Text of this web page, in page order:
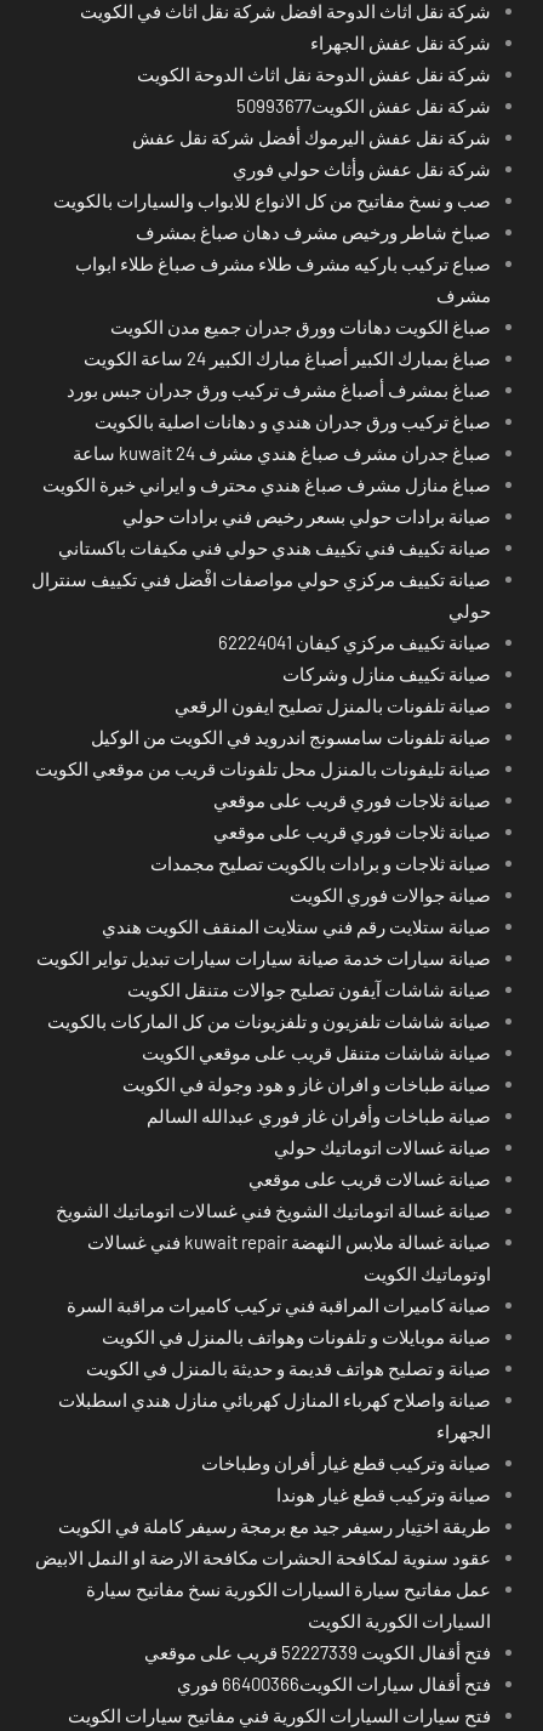
شركة نقل اثاث الدوحة افضل شركة نقل اثاث في الكويت
شركة نقل عفش الجهراء
شركة نقل عفش الدوحة نقل اثاث الدوحة الكويت
شركة نقل عفش الكويت50993677
شركة نقل عفش اليرموك أفضل شركة نقل عفش
شركة نقل عفش وأثاث حولي فوري
صب و نسخ مفاتيح من كل الانواع للابواب والسيارات بالكويت
صباخ شاطر ورخيص مشرف دهان صباغ بمشرف
صباع تركيب باركيه مشرف طلاء مشرف صباغ طلاء ابواب
مشرف
صباغ الكويت دهانات وورق جدران جميع مدن الكويت
صباغ بمبارك الكبير أصباغ مبارك الكبير 24 ساعة الكويت
صباغ بمشرف أصباغ مشرف تركيب ورق جدران جبس بورد
صباغ تركيب ورق جدران هندي و دهانات اصلية بالكويت
صباغ جدران مشرف صباغ هندي مشرف kuwait 24 ساعة
صباغ منازل مشرف صباغ هندي محترف و ايراني خبرة الكويت
صيانة برادات حولي بسعر رخيص فني برادات حولي
صيانة تكييف فني تكييف هندي حولي فني مكيفات باكستاني
صيانة تكييف مركزي حولي مواصفات افْضل فني تكييف سنترال
حولي
صيانة تكييف مركزي كيفان 62224041
صيانة تكييف منازل وشركات
صيانة تلفونات بالمنزل تصليح ايفون الرقعي
صيانة تلفونات سامسونج اندرويد في الكويت من الوكيل
صيانة تليفونات بالمنزل محل تلفونات قريب من موقعي الكويت
صيانة ثلاجات فوري قريب على موقعي
صيانة ثلاجات فوري قريب على موقعي
صيانة ثلاجات و برادات بالكويت تصليح مجمدات
صيانة جوالات فوري الكويت
صيانة ستلايت رقم فني ستلايت المنقف الكويت هندي
صيانة سيارات خدمة صيانة سيارات سيارات تبديل تواير الكويت
صيانة شاشات آيفون تصليح جوالات متنقل الكويت
صيانة شاشات تلفزيون و تلفزيونات من كل الماركات بالكويت
صيانة شاشات متنقل قريب على موقعي الكويت
صيانة طباخات و افران غاز و هود وجولة في الكويت
صيانة طباخات وأفران غاز فوري عبدالله السالم
صيانة غسالات اتوماتيك حولي
صيانة غسالات قريب على موقعي
صيانة غسالة اتوماتيك الشويخ فني غسالات اتوماتيك الشويخ
صيانة غسالة ملابس النهضة kuwait repair فني غسالات
اوتوماتيك الكويت
صيانة كاميرات المراقبة فني تركيب كاميرات مراقبة السرة
صيانة موبايلات و تلفونات وهواتف بالمنزل في الكويت
صيانة و تصليح هواتف قديمة و حديثة بالمنزل في الكويت
صيانة واصلاح كهرباء المنازل كهربائي منازل هندي اسطبلات
الجهراء
صيانة وتركيب قطع غيار أفران وطباخات
صيانة وتركيب قطع غيار هوندا
طريقة اختِيار رسيفر جيد مع برمجة رسيفر كاملة في الكويت
عقود سنوية لمكافحة الحشرات مكافحة الارضة او النمل الابيض
عمل مفاتيح سيارة السيارات الكورية نسخ مفاتيح سيارة
السيارات الكورية الكويت
فتح أقفال الكويت 52227339 قريب على موقعي
فتح أقفال سيارات الكويت66400366 فوري
فتح سيارات السيارات الكورية فني مفاتيح سيارات الكويت